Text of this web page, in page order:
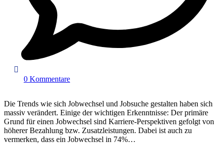
0 Kommentare
Die Trends wie sich Jobwechsel und Jobsuche gestalten haben sich
massiv verändert. Einige der wichtigen Erkenntnisse: Der primäre
Grund für einen Jobwechsel sind Karriere-Perspektiven gefolgt von
höherer Bezahlung bzw. Zusatzleistungen. Dabei ist auch zu
vermerken, dass ein Jobwechsel in 74%…